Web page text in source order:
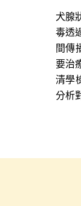
犬腺
毒透
間傳
要治
清學
分析